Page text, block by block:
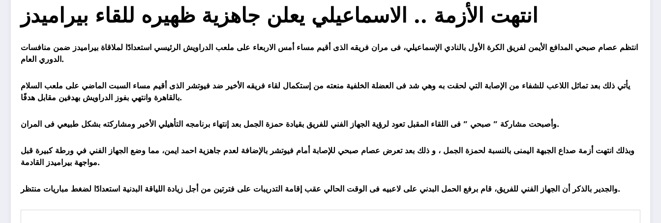
انتهت الأزمة .. الاسماعيلي يعلن جاهزية ظهيره للقاء بيراميدز
انتظم عصام صبحي المدافع الأيمن لفريق الكرة الأول بالنادي الإسماعيلي، فى مران فريقه الذى أقيم مساء أمس الاربعاء على ملعب الدراويش الرئيسي استعدادًا لملاقاة بيراميدز ضمن منافسات
الدوري العام.
يأتي ذلك بعد تماثل اللاعب للشفاء من الإصابة التي لحقت به وهي شد فى العضلة الخلفية منعته من إستكمال لقاء فريقه الأخير ضد فيوتشر الذى أقيم مساء السبت الماضي على ملعب السلام
بالقاهرة وانتهي بفوز الدراويش بهدفين مقابل هدفًا.
وأصبحت مشاركة ” صبحي ” فى اللقاء المقبل تعود لرؤية الجهاز الفني للفريق بقيادة حمزة الجمل بعد إنتهاء برنامجه التأهيلي الأخير ومشاركته بشكل طبيعي فى المران.
وبذلك انتهت أزمة صداع الجبهة اليمنى بالنسبة لحمزة الجمل ، و ذلك بعد تعرض عصام صبحي للإصابة أمام فيوتشر بالإضافة لعدم جاهزية احمد ايمن، مما وضع الجهاز الفني في ورطة كبيرة قبل
مواجهة بيراميدز القادمة.
والجدير بالذكر أن الجهاز الفني للفريق، قام برفع الحمل البدني على لاعبيه فى الوقت الحالي عقب إقامة التدريبات على فترتين من أجل زيادة اللياقة البدنية استعدادًا لضغط مباريات منتظر.